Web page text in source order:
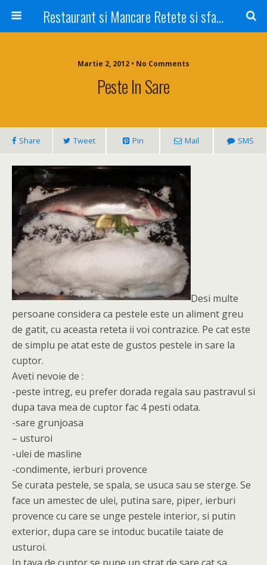
Restaurant si Mancare Retete si sfaturi Picant bun si rapid
Martie 2, 2012 • No Comments
Peste In Sare
Share Tweet Pin Mail SMS
Desi multe
persoane considera ca pestele este un aliment greu
de gatit, cu aceasta reteta ii voi contrazice. Pe cat este
de simplu pe atat este de gustos pestele in sare la
cuptor.
Aveti nevoie de :
-peste intreg, eu prefer dorada regala sau pastravul si
dupa tava mea de cuptor fac 4 pesti odata.
-sare grunjoasa
– usturoi
-ulei de masline
-condimente, ierburi provence
Se curata pestele, se spala, se usuca sau se sterge. Se
face un amestec de ulei, putina sare, piper, ierburi
provence cu care se unge pestele interior, si putin
exterior, dupa care se intoduc bucatile taiate de
usturoi.